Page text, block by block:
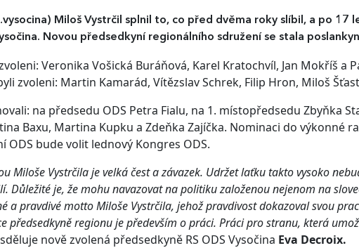
Miloš Vystrčil splnil to, co před dvěma roky slíbil, a po 17
Novou předsedkyní regionálního sdružení se stala
Veronika Vošická Buráňová, Karel Kratochvíl, Jan Mokříš a
zvoleni: Martin Kamarád, Vítězslav Schrek, Filip Hron, Miloš
na předsedu ODS Petra Fialu, na 1. místopředsedu Zbyňka
Baxu, Martina Kupku a Zdeňka Zajíčka. Nominaci do výkonné
ODS bude volit lednový Kongres ODS.
Miloše Vystrčila je velká čest a závazek. Udržet laťku takto vysoko
Důležité je, že mohu navazovat na politiku založenou nejenom na
a pravdivé motto Miloše Vystrčila, jehož pravdivost dokazoval svou
předsedkyně regionu je především o práci. Práci pro stranu, která
sděluje nově zvolená předsedkyně RS ODS Vysočina Eva Decroix.